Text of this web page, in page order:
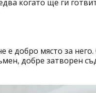
когато ще ги
добро място за него.
добре затворен